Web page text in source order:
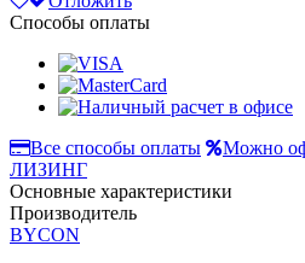
Способы оплаты
Все способы оплаты
Можно
ЛИЗИНГ
Основные характеристики
Производитель
BYCON